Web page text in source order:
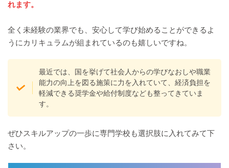
れます。
全く未経験の業界でも、安心して学び始めることができるよ
うにカリキュラムが組まれているのも嬉しいですね。
最近では、国を挙げて社会人からの学びなおしや職業
能力の向上を図る施策に力を入れていて、経済負担を
軽減できる奨学金や給付制度なども整ってきていま
す。
ぜひスキルアップの一歩に専門学校も選択肢に入れてみて下
さい。